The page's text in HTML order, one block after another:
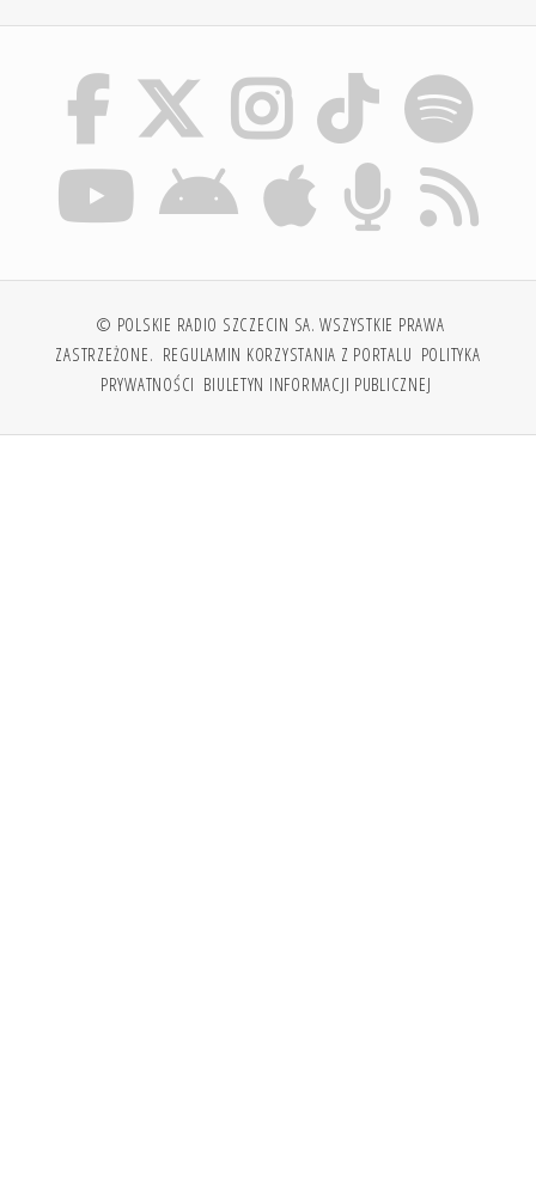
© POLSKIE RADIO SZCZECIN SA. WSZYSTKIE PRAWA
ZASTRZEŻONE. REGULAMIN KORZYSTANIA Z PORTALU POLITYKA
PRYWATNOŚCI BIULETYN INFORMACJI PUBLICZNEJ